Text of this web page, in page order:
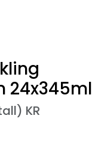
24x345ml
KR